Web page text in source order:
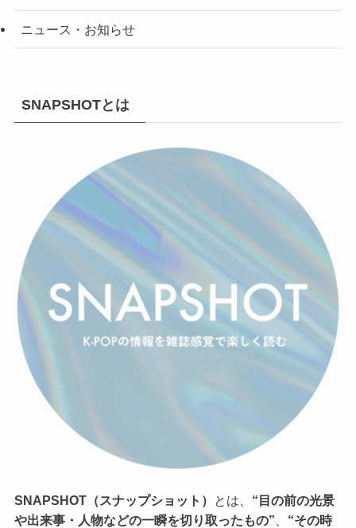
ニュース・お知らせ
SNAPSHOTとは
SNAPSHOT（スナップショット） とは、 “目の前の光景
や出来事・人物などの一瞬を切り取ったもの”
“その時